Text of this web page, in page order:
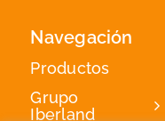
Navegación
Productos
Grupo
Iberland